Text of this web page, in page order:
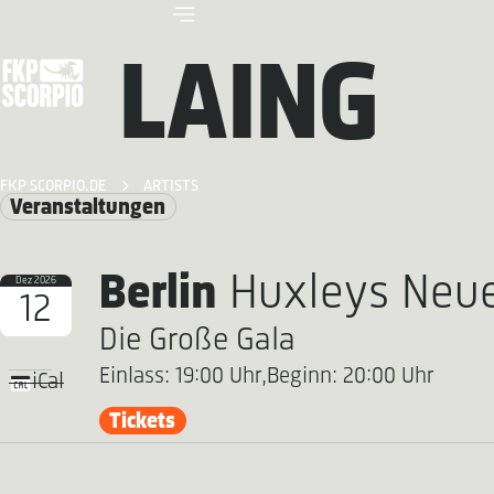
FKP SCORPIO.DE ARTISTS
LAING
Veranstaltungen
Dez 2026
12
iCal
Berlin Huxleys
Die Große Gala
Einlass: 19:00 Uhr,Beginn: 20:00 Uhr
Tickets